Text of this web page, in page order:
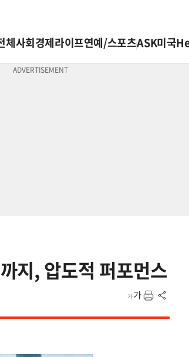
체사회경제라이프연예/스포츠ASK미국
지, 압도적 퍼포먼스